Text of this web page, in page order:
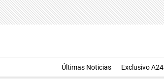
Últimas Noticias Exclusivo A24